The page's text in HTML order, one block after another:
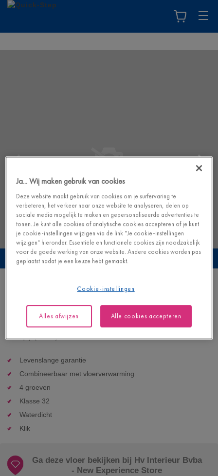
Bekijk deze vloer in je eigen interieur
Vorstige beige eik
22,95 €/m²
Adviesprijs (incl. btw)
Levenslange garantie
Combineerbaar met vloerverwarming
4 groeven
Klasse 32
Waterdicht
Klik
Ga deze vloer bekijken bij Hv Interieur Bvba
- New Experience Store
Ja... Wij maken gebruik van cookies
Deze website maakt gebruik van cookies om je surfervaring te
verbeteren, het verkeer naar onze website te analyseren, delen op
sociale media mogelijk te maken en gepersonaliseerde advertenties te
tonen. Je kunt alle cookies of analytische cookies accepteren of je kunt
je cookie-instellingen wijzigen via de link "Je cookie-instellingen
wijzigen" hieronder. Essentiële en functionele cookies zijn noodzakelijk
voor de goede werking van onze website. Andere cookies worden pas
geplaatst nadat je een keuze hebt gemaakt.
Cookie-instellingen
Alles afwijzen Alle cookies accepteren